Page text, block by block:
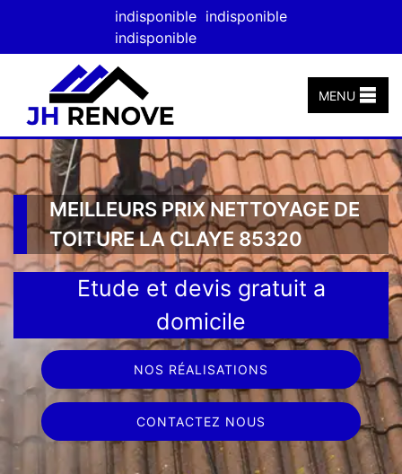
indisponible indisponible
indisponible
MENU
MEILLEURS PRIX NETTOYAGE DE
TOITURE LA CLAYE 85320
Etude et devis gratuit a
domicile
NOS RÉALISATIONS
CONTACTEZ NOUS